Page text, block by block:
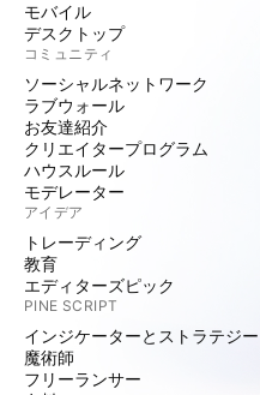
モバイル
デスクトップ
コミュニティ
ソーシャルネットワーク
ラブウォール
お友達紹介
クリエイタープログラム
ハウスルール
モデレーター
アイデア
トレーディング
教育
エディターズピック
PINE SCRIPT
インジケーターとストラテジー
魔術師
フリーランサー